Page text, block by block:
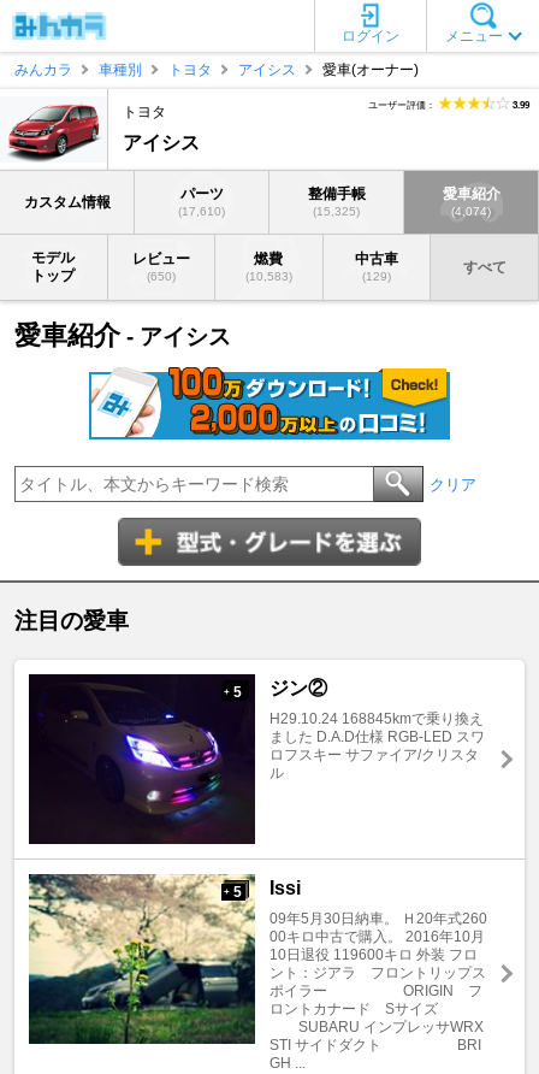
メニュー
ログイン
みんカラ
車種別 トヨタ アイシス 愛車(オーナー)
トヨタ
アイシス
ユーザー評価： 3.99
カスタム情報 パーツ
(17,610)
整備手帳
(15,325)
愛車紹介
(4,074)
モデル
トップ
レビュー
(650)
燃費
(10,583)
中古車
(129)
すべて
愛車紹介- アイシス
クリア
注目の愛車
+ 5 ジン②
H29.10.24 168845kmで乗り換え
ました D.A.D仕様 RGB-LED スワ
ロフスキー サファイア/クリスタ
ル
+ 5 Issi
09年5月30日納車。 Ｈ20年式260
00キロ中古で購入。 2016年10月
10日退役 119600キロ 外装 フロ
ント：ジアラ フロントリップス
ポイラー ORIGIN フ
ロントカナード Sサイズ
SUBARU インプレッサWRX
STI サイドダクト BRI
GH ...